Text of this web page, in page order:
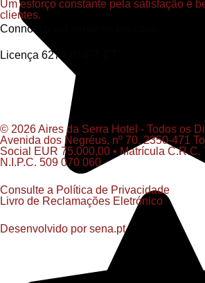
Um esforço constante pela satisfação e
clientes.
Connosco vai sentir-se em casa.
Licença 6274 RNET ET
© 2026 Aires da Serra Hotel - Todos os
Avenida dos Negréus, nº 70, 2350-471
Social EUR 75.000,00 • Matrícula C.R.C.
N.I.P.C. 509 070 060​
Consulte a Política de Privacidade
Livro de Reclamações Eletrónico
Desenvolvido por sena.pt